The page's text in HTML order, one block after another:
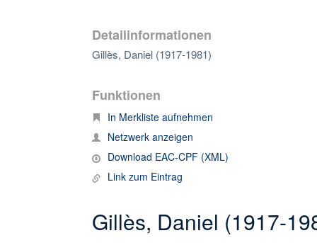
Detailinformationen
Gillès, Daniel (1917-1981)
Funktionen
In Merkliste aufnehmen
Netzwerk anzeigen
Download EAC-CPF (XML)
Link zum Eintrag
Gillès, Daniel (1917-